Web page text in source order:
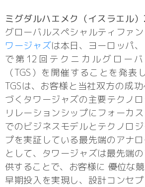
ミグダルハエメク（イスラエル
グローバルスペシャルティファ
ワージャズは本日、ヨーロッパ
で第12回テクニカルグロー
（TGS）を開催することを発表
TGSは、お客様と当社双方の成
づくタワージャズの主要テクノ
リレーションシップにフォーカ
でのビジネスモデルとテクノロ
プを実証している最先端のアナ
として、タワージャズは最先端
供することで、お客様に 優位な
早期投入を実現し、設計コンセ